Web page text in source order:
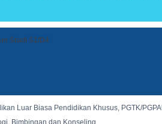
Studi S1/D4
Luar Biasa Pendidikan Khusus, PGTK/
Bimbingan dan Konseling